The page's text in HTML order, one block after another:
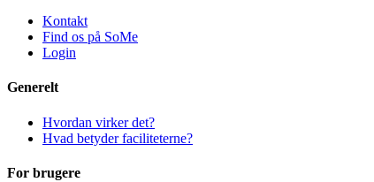
Kontakt
Find os på SoMe
Login
Generelt
Hvordan virker det?
Hvad betyder faciliteterne?
For brugere